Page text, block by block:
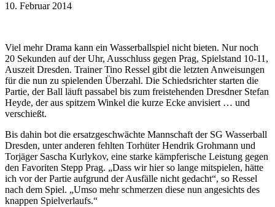
10. Februar 2014
Viel mehr Drama kann ein Wasserballspiel nicht bieten. Nur noch
20 Sekunden auf der Uhr, Ausschluss gegen Prag, Spielstand 10-11,
Auszeit Dresden. Trainer Tino Ressel gibt die letzten Anweisungen
für die nun zu spielenden Überzahl. Die Schiedsrichter starten die
Partie, der Ball läuft passabel bis zum freistehenden Dresdner Stefan
Heyde, der aus spitzem Winkel die kurze Ecke anvisiert … und
verschießt.
Bis dahin bot die ersatzgeschwächte Mannschaft der SG Wasserball
Dresden, unter anderen fehlten Torhüter Hendrik Grohmann und
Torjäger Sascha Kurlykov, eine starke kämpferische Leistung gegen
den Favoriten Stepp Prag. „Dass wir hier so lange mitspielen, hätte
ich vor der Partie aufgrund der Ausfälle nicht gedacht“, so Ressel
nach dem Spiel. „Umso mehr schmerzen diese nun angesichts des
knappen Spielverlaufs.“